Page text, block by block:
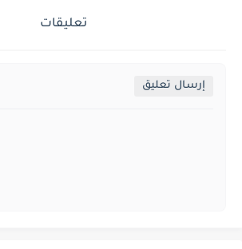
تعليقات
إرسال تعليق